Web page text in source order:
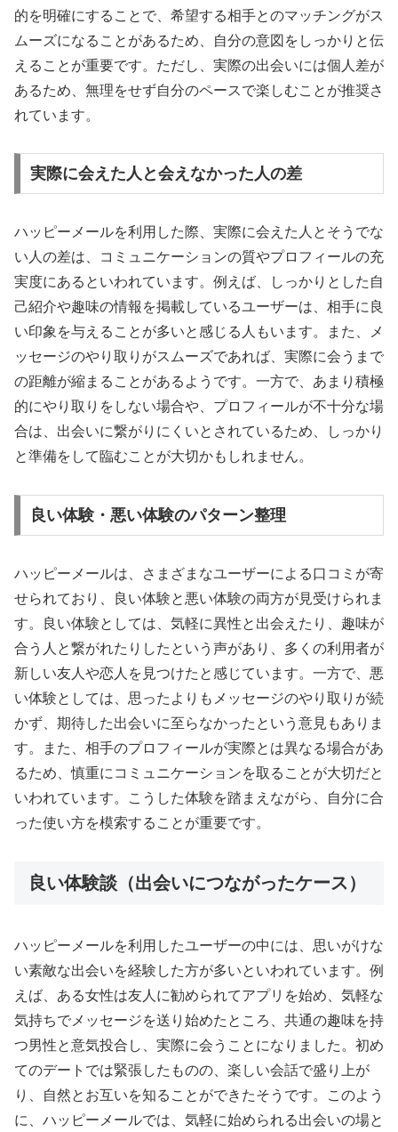
的を明確にすることで、希望する相手とのマッチングがス
ムーズになることがあるため、自分の意図をしっかりと伝
えることが重要です。ただし、実際の出会いには個人差が
あるため、無理をせず自分のペースで楽しむことが推奨さ
れています。
実際に会えた人と会えなかった人の差
ハッピーメールを利用した際、実際に会えた人とそうでな
い人の差は、コミュニケーションの質やプロフィールの充
実度にあるといわれています。例えば、しっかりとした自
己紹介や趣味の情報を掲載しているユーザーは、相手に良
い印象を与えることが多いと感じる人もいます。また、メ
ッセージのやり取りがスムーズであれば、実際に会うまで
の距離が縮まることがあるようです。一方で、あまり積極
的にやり取りをしない場合や、プロフィールが不十分な場
合は、出会いに繋がりにくいとされているため、しっかり
と準備をして臨むことが大切かもしれません。
良い体験・悪い体験のパターン整理
ハッピーメールは、さまざまなユーザーによる口コミが寄
せられており、良い体験と悪い体験の両方が見受けられま
す。良い体験としては、気軽に異性と出会えたり、趣味が
合う人と繋がれたりしたという声があり、多くの利用者が
新しい友人や恋人を見つけたと感じています。一方で、悪
い体験としては、思ったよりもメッセージのやり取りが続
かず、期待した出会いに至らなかったという意見もありま
す。また、相手のプロフィールが実際とは異なる場合があ
るため、慎重にコミュニケーションを取ることが大切だと
いわれています。こうした体験を踏まえながら、自分に合
った使い方を模索することが重要です。
良い体験談（出会いにつながったケース）
ハッピーメールを利用したユーザーの中には、思いがけな
い素敵な出会いを経験した方が多いといわれています。例
えば、ある女性は友人に勧められてアプリを始め、気軽な
気持ちでメッセージを送り始めたところ、共通の趣味を持
つ男性と意気投合し、実際に会うことになりました。初め
てのデートでは緊張したものの、楽しい会話で盛り上が
り、自然とお互いを知ることができたそうです。このよう
に、ハッピーメールでは、気軽に始められる出会いの場と